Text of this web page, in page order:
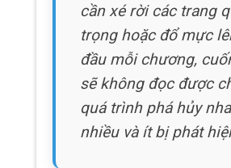
cần xé rời các trang
trọng hoặc đổ mực
đầu mỗi chương,
sẽ không đọc được
quá trình phá hủy
nhiều và ít bị phát